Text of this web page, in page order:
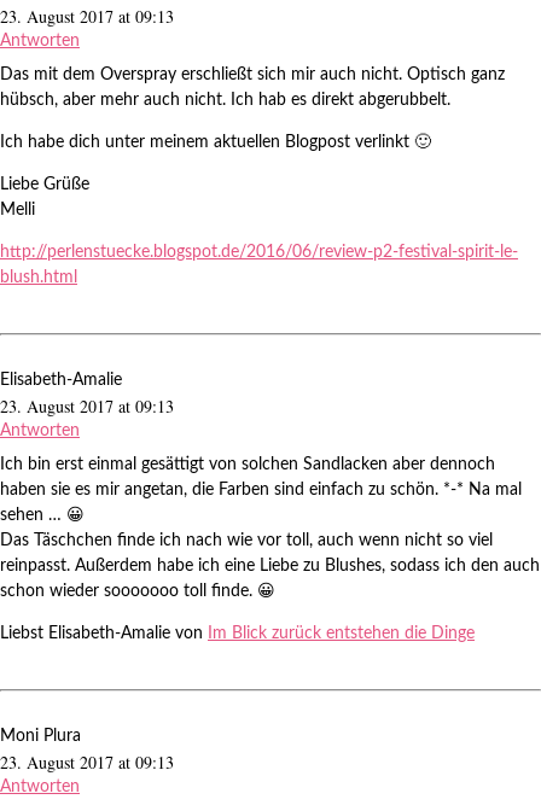
23. August 2017 at 09:13
Antworten
Das mit dem Overspray erschließt sich mir auch nicht. Optisch ganz
hübsch, aber mehr auch nicht. Ich hab es direkt abgerubbelt.
Ich habe dich unter meinem aktuellen Blogpost verlinkt 🙂
Liebe Grüße
Melli
http://perlenstuecke.blogspot.de/2016/06/review-p2-festival-spirit-le-
blush.html
Elisabeth-Amalie
23. August 2017 at 09:13
Antworten
Ich bin erst einmal gesättigt von solchen Sandlacken aber dennoch
haben sie es mir angetan, die Farben sind einfach zu schön. *-* Na mal
sehen … 😀
Das Täschchen finde ich nach wie vor toll, auch wenn nicht so viel
reinpasst. Außerdem habe ich eine Liebe zu Blushes, sodass ich den auch
schon wieder sooooooo toll finde. 😀
Liebst Elisabeth-Amalie von Im Blick zurück entstehen die Dinge
Moni Plura
23. August 2017 at 09:13
Antworten